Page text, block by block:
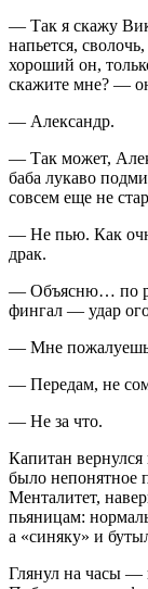
— Так я скажу
напьется,
хороший он,
скажите мне? —
— Александр.
— Так может,
баба лукаво
совсем еще не
— Не пью. Как
драк.
— Объясню… по
фингал — удар
— Мне
— Передам, не
— Не за что.
Капитан
было непонятное
Менталитет,
пьяницам:
а «синяку» и
Глянул на часы —